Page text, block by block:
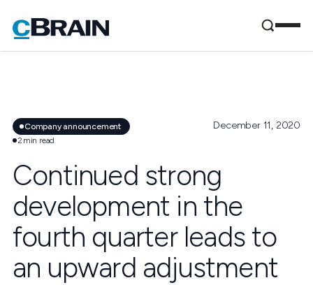
Company announcement
2 min read
December 11, 2020
Continued strong
development in the
fourth quarter leads to
an upward adjustment